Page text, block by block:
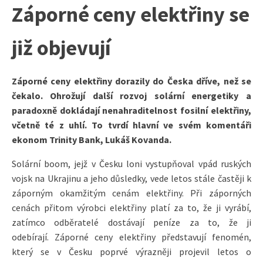
Záporné ceny elektřiny se
již objevují
Záporné ceny elektřiny dorazily do Česka dříve, než se
čekalo. Ohrožují další rozvoj solární energetiky a
paradoxně dokládají nenahraditelnost fosilní elektřiny,
včetně té z uhlí. To tvrdí hlavní ve svém komentáři
ekonom Trinity Bank, Lukáš Kovanda.
Solární boom, jejž v Česku loni vystupňoval vpád ruských
vojsk na Ukrajinu a jeho důsledky, vede letos stále častěji k
záporným okamžitým cenám elektřiny. Při záporných
cenách přitom výrobci elektřiny platí za to, že ji vyrábí,
zatímco odběratelé dostávají peníze za to, že ji
odebírají. Záporné ceny elektřiny představují fenomén,
který se v Česku poprvé výrazněji projevil letos o